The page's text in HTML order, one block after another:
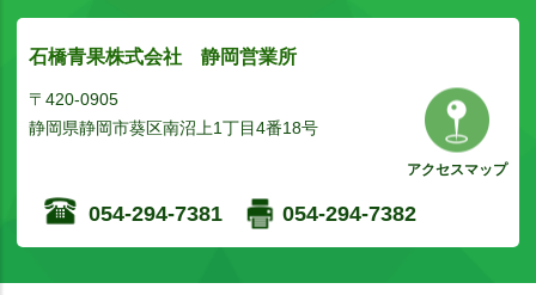
石橋青果株式会社 静岡営業所
〒420-0905
静岡県静岡市葵区南沼上1丁目4番18号
アクセスマップ
054-294-7381 054-294-7382